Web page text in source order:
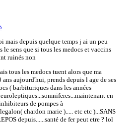
mais depuis quelque temps j ai un peu
le sens que si tous les medocs et vaccins
ruinés non
tous les medocs tuent alors que ma
ans aujourd'hui, prends depuis l age de ses
( barbituriques dans les années
en
de pompes à
chardon marie )..... etc etc )...SANS
depuis......santé de fer peut etre ? lol